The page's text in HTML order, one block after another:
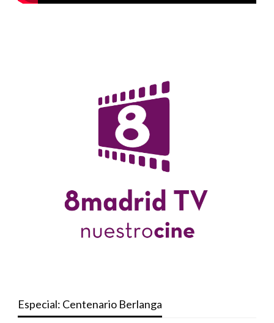
Especial: Centenario Berlanga